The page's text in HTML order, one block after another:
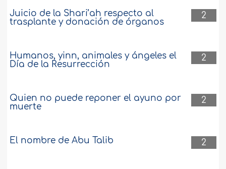
2
Juicio de la Shari’ah respecto al
trasplante y donación de órganos
2
Humanos, yinn, animales y ángeles el
Día de la Resurrección
2
Quien no puede reponer el ayuno por
muerte
2
El nombre de Abu Talib